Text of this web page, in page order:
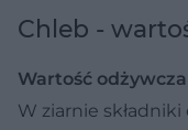
Chleb -
Wartość
W ziarnie składniki